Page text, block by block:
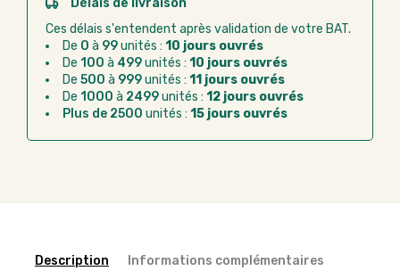
Virement bancaire :règlement sur facture
après la commande
Chorus Pro :règlement par mandat
administratif après la commande
Délais de livraison
Ces délais s'entendent après validation de votre BAT.
De 0 à 99unités : 10 jours ouvrés
De 100 à 499unités : 10 jours ouvrés
De 500 à 999unités : 11 jours ouvrés
De 1000 à 2499unités : 12 jours ouvrés
Plus de 2500 unités : 15 jours ouvrés
Description Informations complémentaires